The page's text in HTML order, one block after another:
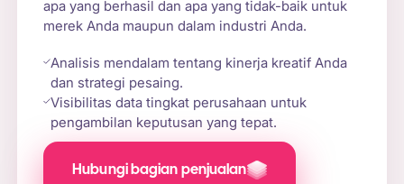
apa yang berhasil dan apa yang tidak-baik untuk
merek Anda maupun dalam industri Anda.
Analisis mendalam tentang kinerja kreatif Anda
dan strategi pesaing.
Visibilitas data tingkat perusahaan untuk
pengambilan keputusan yang tepat.
Hubungi bagian penjualan